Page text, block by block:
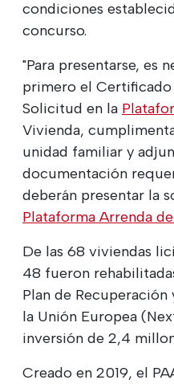
condiciones
concurso.
"Para presentarse, es
primero el
Solicitud en la
Vivienda,
unidad familiar y
documentación
deberán presentar la
Plataforma Arrenda
De las 68 viviendas
48 fueron
Plan de Recuperación
la Unión Europea
inversión de 2,4
Creado en 2019, el